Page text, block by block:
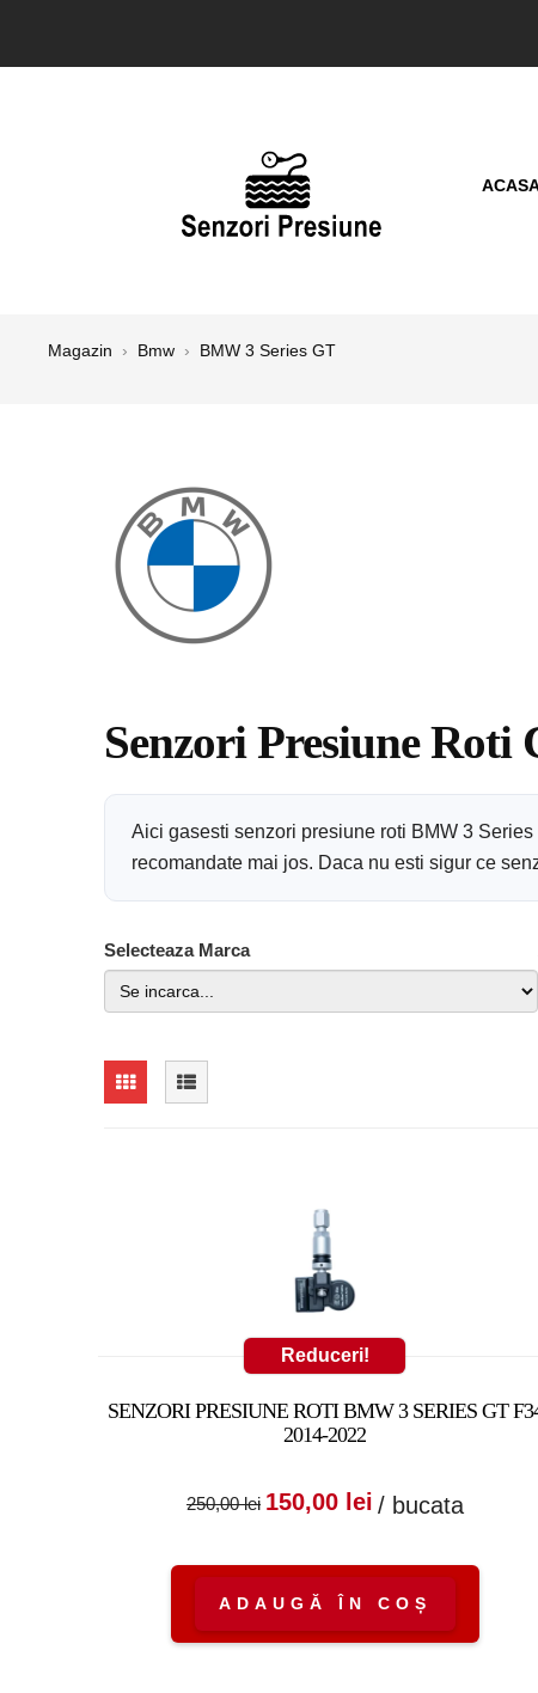
Magazin › Bmw › BMW 3 Series GT
Senzori Presiune
Aici gasesti senzori presiune roti BMW 3
recomandate mai jos. Daca nu esti sigur ce
Selecteaza Marca
Reduceri!
SENZORI PRESIUNE ROTI BMW 3 SERIES GT
2014-2022
250,00lei
Prețul inițial a fost:
150,00 lei Prețul curent
150,00 lei.
/ bucata
ADAUGĂ ÎN COȘ